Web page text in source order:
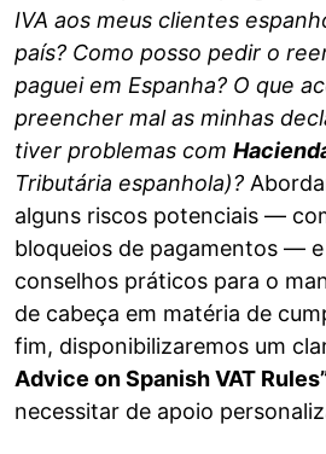
IVA aos meus clientes
país? Como posso pedir o
paguei em Espanha? O que
preencher mal as minhas
tiver problemas com
Tributária espanhola)?
alguns riscos potenciais —
bloqueios de pagamentos —
conselhos práticos para o
de cabeça em matéria de
fim, disponibilizaremos um
Advice on Spanish VAT
necessitar de apoio